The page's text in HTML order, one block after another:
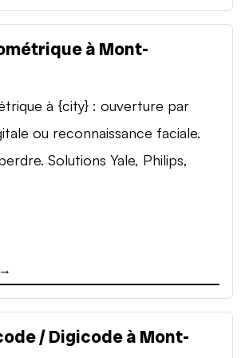
à Mont-
à {city} : ouverture par
ou reconnaissance faciale.
Solutions Yale, Philips,
/ Digicode à Mont-